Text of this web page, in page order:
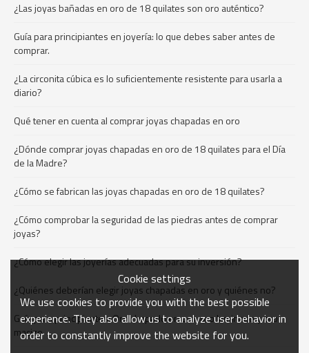
¿Las joyas bañadas en oro de 18 quilates son oro auténtico?
Guía para principiantes en joyería: lo que debes saber antes de
comprar.
¿La circonita cúbica es lo suficientemente resistente para usarla a
diario?
Qué tener en cuenta al comprar joyas chapadas en oro
¿Dónde comprar joyas chapadas en oro de 18 quilates para el Día
de la Madre?
¿Cómo se fabrican las joyas chapadas en oro de 18 quilates?
¿Cómo comprobar la seguridad de las piedras antes de comprar
joyas?
¿Cómo elegir las joyerías adecuadas para su inversión?
¿Quiénes deberían elegir joyas chapadas en oro y quiénes no?
Guía para principiantes: Oro chapado en oro, oro laminado y oro
macizo
Cookie settings
We use cookies to provide you with the best possible
experience. They also allow us to analyze user behavior in
order to constantly improve the website for you.